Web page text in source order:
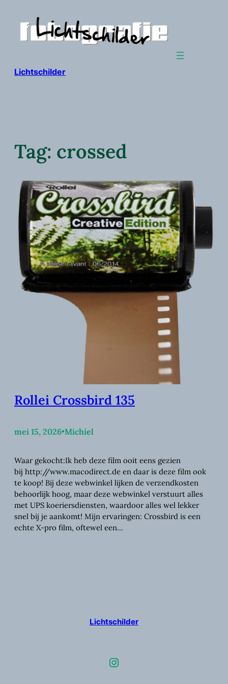
inhoud
Lichtschilder
Tag: crossed
Rollei Crossbird 135
mei 15, 2026•Michiel
Waar gekocht:Ik heb deze film ooit eens gezien
bij http://www.macodirect.de en daar is deze film ook
te koop! Bij deze webwinkel lijken de verzendkosten
behoorlijk hoog, maar deze webwinkel verstuurt alles
met UPS koeriersdiensten, waardoor alles wel lekker
snel bij je aankomt! Mijn ervaringen: Crossbird is een
echte X-pro film, oftewel een…
Lichtschilder
Instagram